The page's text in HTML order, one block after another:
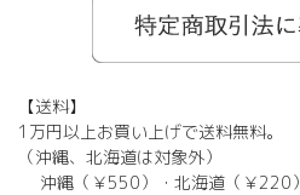
【送料】
1万円以上お買い上げで送料無料。
（沖縄、北海道は対象外）
沖縄（￥550）・北海道（￥220）